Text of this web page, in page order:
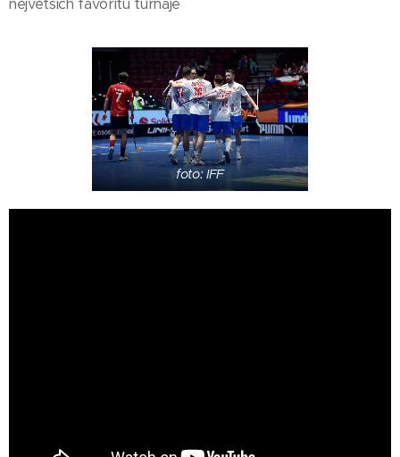
největších favoritů turnaje
foto: IFF